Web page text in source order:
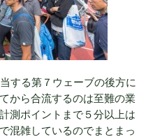
する第７ウェーブの後方に
から合流するのは至難の業
測ポイントまで５分以上は
混雑しているのでまとまっ